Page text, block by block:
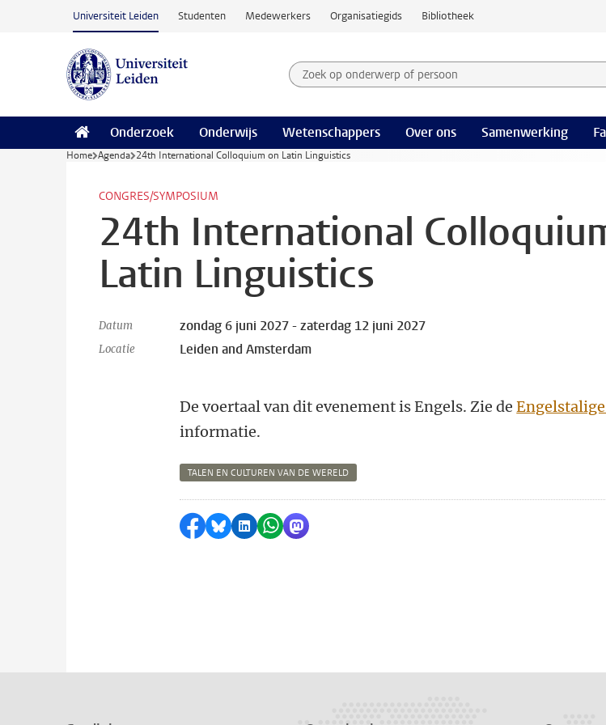
Ga naar hoofdinhoud
Universiteit Leiden Studenten Medewerkers Organisatiegids Bibliotheek
Zoek op onderwerp of persoon en selecteer
Zoekterm
Onderzoek Onderwijs Wetenschappers Over ons Samenwerking
Home Agenda 24th International Colloquium on Latin Linguistics
CONGRES/SYMPOSIUM
24th International
Latin Linguistics
Datum zondag 6 juni 2027 - zaterdag 12 juni 2027
Locatie Leiden and Amsterdam
De voertaal van dit evenement is Engels. Zie de
informatie.
TALEN EN CULTUREN VAN DE WERELD
Delen op Facebook
Delen via Bluesky
Delen op LinkedIn
Delen via WhatsApp
Delen via Mastodon